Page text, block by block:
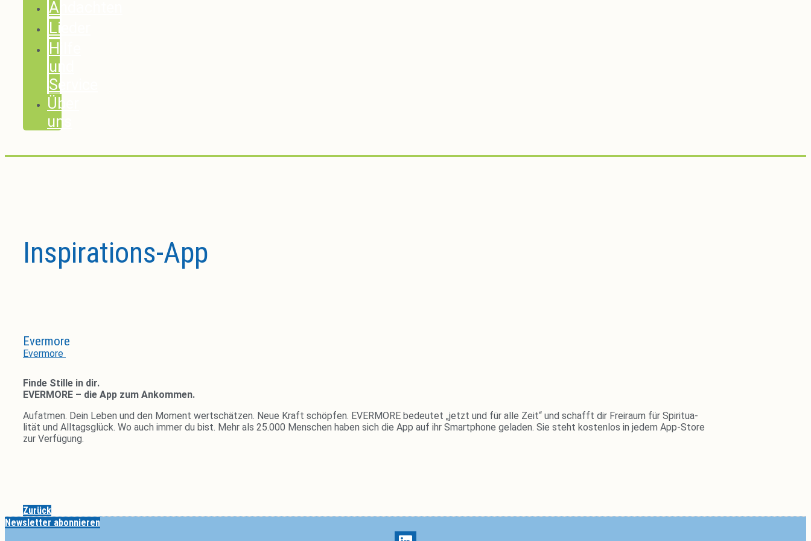
Andachten
Lieder
Hilfe
und
Service
Über
uns
Inspirations-App
Ever­more
Evermore
Finde Stille in dir.
EVERMORE – die App zum Ankommen.
Auf­atmen. Dein Leben und den Moment wert­schätzen. Neue Kraft schöpfen. EVERMORE bedeutet „jetzt und für alle Zeit“ und schafft dir Frei­raum für Spi­ri­tua­
lität und All­tags­glück. Wo auch immer du bist. Mehr als 25.000 Men­schen haben sich die App auf ihr Smart­phone geladen. Sie steht kos­tenlos in jedem App-Store
zur Verfügung.
Zurück
Newsletter abonnieren